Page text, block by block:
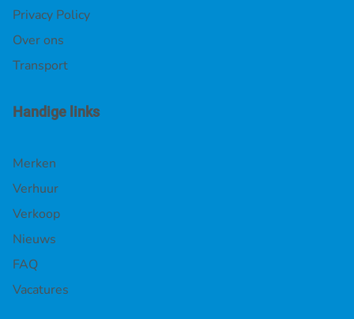
Privacy Policy
Over ons
Transport
Handige links
Merken
Verhuur
Verkoop
Nieuws
FAQ
Vacatures